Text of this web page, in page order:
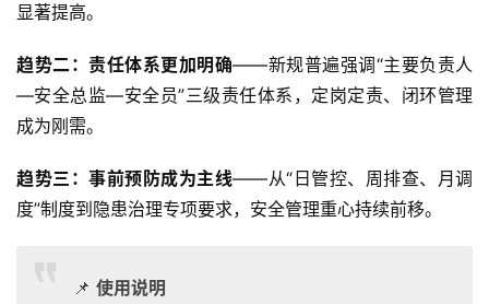
显著提高。
趋势二：责任体系更加明确——新规普遍强调“主要负责人
—安全总监—安全员”三级责任体系，定岗定责、闭环管理
成为刚需。
趋势三：事前预防成为主线——从“日管控、周排查、月调
度”制度到隐患治理专项要求，安全管理重心持续前移。
📌 使用说明